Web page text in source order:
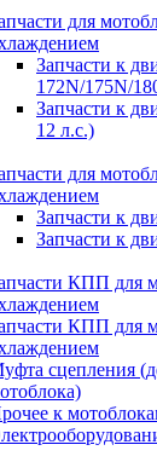
для
Запчасти к
172N/175N/
Запчасти к
12 л.с.)
для
Запчасти к
Запчасти к
КПП для
КПП для
сцепления
к